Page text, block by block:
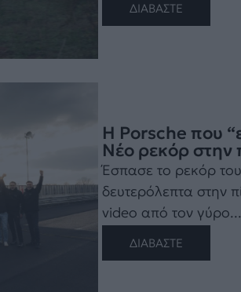
ΔΙΑΒΑΣΤΕ
Η Porsche που
Νέο ρεκόρ στην
Έσπασε το ρεκόρ του
δευτερόλεπτα στην
video από τον
ΔΙΑΒΑΣΤΕ